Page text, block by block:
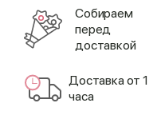
Cобираем
перед
доставкой
Доставка от 1
часа